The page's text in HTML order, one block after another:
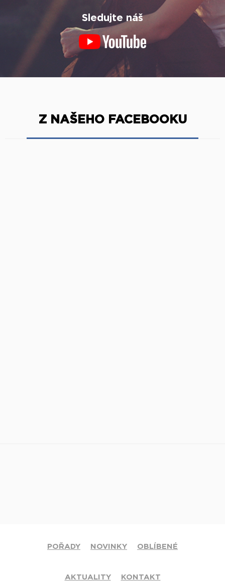
Sledujte náš
Z NAŠEHO FACEBOOKU
POŘADY NOVINKY OBLÍBENÉ
AKTUALITY KONTAKT